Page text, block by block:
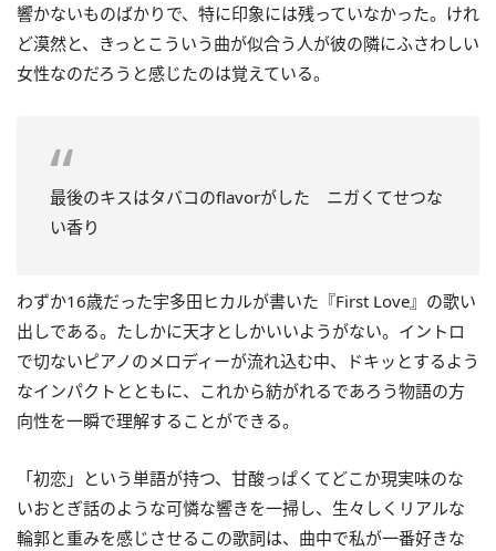
響かないものばかりで、特に印象には残っていなかった。けれ
ど漠然と、きっとこういう曲が似合う人が彼の隣にふさわしい
女性なのだろうと感じたのは覚えている。
最後のキスはタバコのflavorがした ニガくてせつな
い香り
わずか16歳だった宇多田ヒカルが書いた『First Love』の歌い
出しである。たしかに天才としかいいようがない。イントロ
で切ないピアノのメロディーが流れ込む中、ドキッとするよう
なインパクトとともに、これから紡がれるであろう物語の方
向性を一瞬で理解することができる。
「初恋」という単語が持つ、甘酸っぱくてどこか現実味のな
いおとぎ話のような可憐な響きを一掃し、生々しくリアルな
輪郭と重みを感じさせるこの歌詞は、曲中で私が一番好きな